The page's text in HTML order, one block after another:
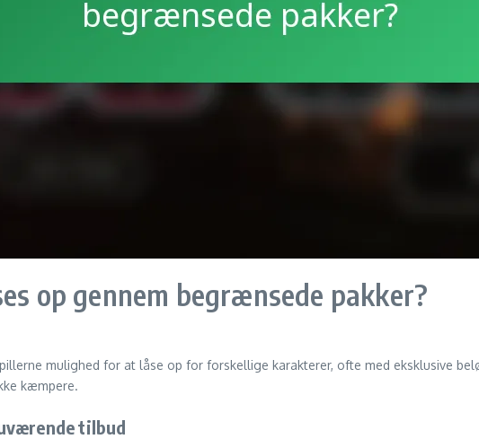
op gennem begrænsede pakker?
mulighed for at låse op for forskellige karakterer, ofte med eksklusive
kæmpere.
tilbud